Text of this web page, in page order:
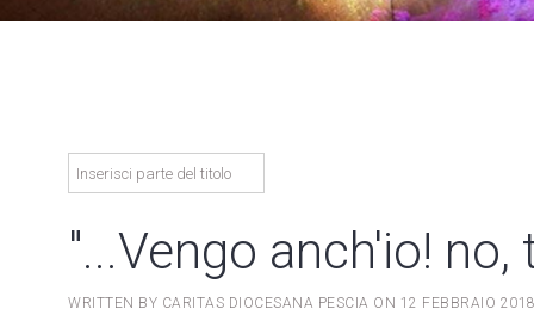
"...Vengo anch'io! no,
WRITTEN BY CARITAS DIOCESANA PESCIA ON 12 FEBBRAIO 2018